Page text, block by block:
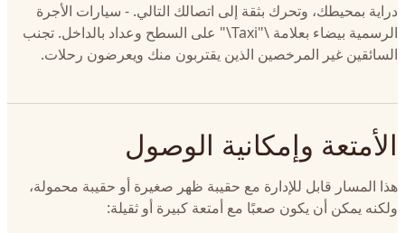
دراية بمحيطك، وتحرك بثقة إلى اتصالك التالي. - سيارات الأجرة
الرسمية بيضاء بعلامة \"Taxi\" على السطح وعداد بالداخل. تجنب
السائقين غير المرخصين الذين يقتربون منك ويعرضون رحلات.
الأمتعة وإمكانية الوصول
هذا المسار قابل للإدارة مع حقيبة ظهر صغيرة أو حقيبة محمولة،
ولكنه يمكن أن يكون صعبًا مع أمتعة كبيرة أو ثقيلة: